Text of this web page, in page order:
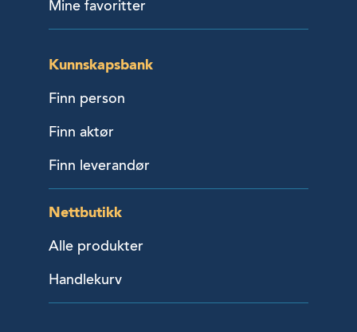
Mine favoritter
Kunnskapsbank
Finn person
Finn aktør
Finn leverandør
Nettbutikk
Alle produkter
Handlekurv